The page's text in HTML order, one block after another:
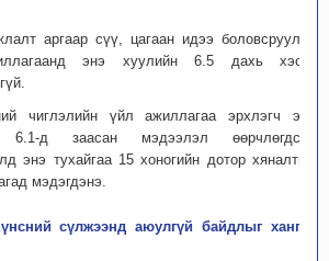
аргаар сүү, цагаан идээ боловсруулах
энэ хуулийн 6.5 дахь хэсэг
чиглэлийн үйл ажиллагаа эрхлэгч энэ
6.1-д заасан мэдээлэл өөрчлөгдсөн
энэ тухайгаа 15 хоногийн дотор хяналтын
мэдэгдэнэ.
сүлжээнд аюулгүй байдлыг хангах